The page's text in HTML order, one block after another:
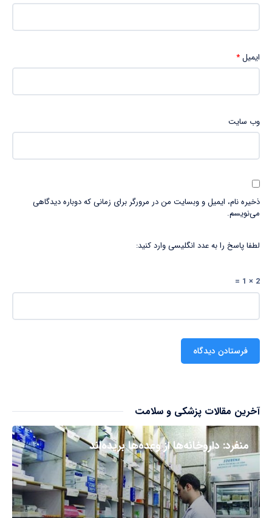
ایمیل*
وب‌ سایت
ذخیره نام، ایمیل و وبسایت من در مرورگر برای زمانی که دوباره دیدگاهی
می‌نویسم.
لطفا پاسخ را به عدد انگلیسی وارد کنید:
2 × 1 =
آخرین مقالات پزشکی و سلامت
منفرد: داروخانه‌ها از وعده‌ها بریده‌اند